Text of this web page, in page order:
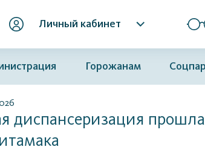
Личный кабинет
Горожанам
диспансеризация